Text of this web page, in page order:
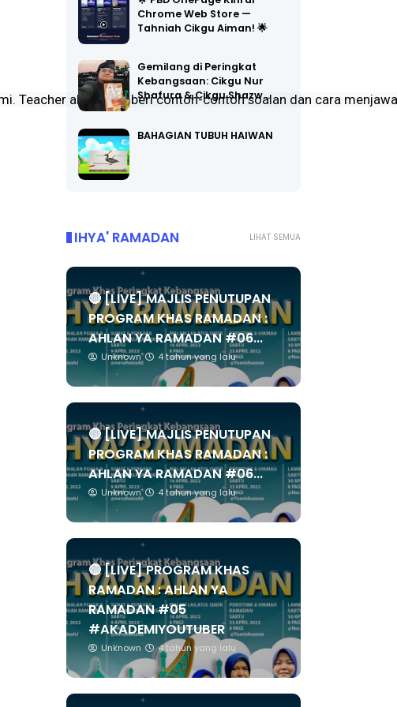
Teacher akan memberi contoh-contoh soalan dan cara
Chrome Web Store —
Tahniah Cikgu Aiman! 🌟
Gemilang di Peringkat
Kebangsaan: Cikgu Nur
Shafura & Cikgu Shazw…
BAHAGIAN TUBUH HAIWAN
LIHAT SEMUA
IHYA' RAMADAN
🔴 [LIVE] MAJLIS PENUTUPAN
PROGRAM KHAS RAMADAN :
AHLAN YA RAMADAN #06...
Unknown 4 tahun yang lalu
🔴 [LIVE] MAJLIS PENUTUPAN
PROGRAM KHAS RAMADAN :
AHLAN YA RAMADAN #06...
Unknown 4 tahun yang lalu
🔴 [LIVE] PROGRAM KHAS
RAMADAN : AHLAN YA
RAMADAN #05
#AKADEMIYOUTUBER
Unknown 4 tahun yang lalu